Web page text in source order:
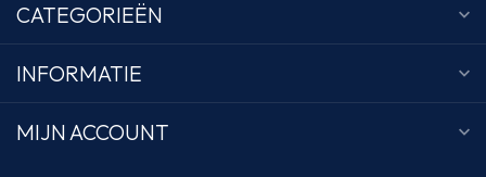
CATEGORIEËN
INFORMATIE
MIJN ACCOUNT